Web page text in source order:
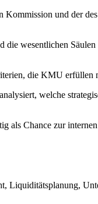
und der
wesentlichen Säulen
die KMU erfüllen
welche
als Chance zur
Liquiditätsplanung,